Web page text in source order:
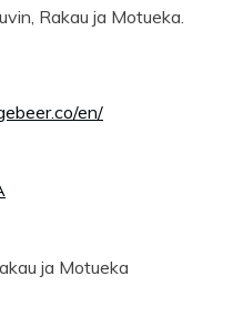
Rakau ja Motueka.
en/
ja Motueka